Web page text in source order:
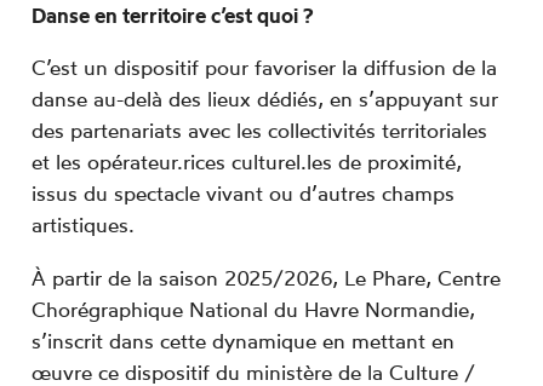
Danse en territoire c’est quoi ?
C’est un dispositif pour favoriser la diffusion de la
danse au-delà des lieux dédiés, en s’appuyant sur
des partenariats avec les collectivités territoriales
et les opérateur.rices culturel.les de proximité,
issus du spectacle vivant ou d’autres champs
artistiques.
À partir de la saison 2025/2026, Le Phare, Centre
Chorégraphique National du Havre Normandie,
s’inscrit dans cette dynamique en mettant en
œuvre ce dispositif du ministère de la Culture /